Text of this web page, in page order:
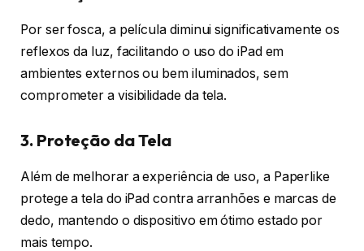
Por ser fosca, a película diminui significativamente os
reflexos da luz, facilitando o uso do iPad em
ambientes externos ou bem iluminados, sem
comprometer a visibilidade da tela.
3. Proteção da Tela
Além de melhorar a experiência de uso, a Paperlike
protege a tela do iPad contra arranhões e marcas de
dedo, mantendo o dispositivo em ótimo estado por
mais tempo.